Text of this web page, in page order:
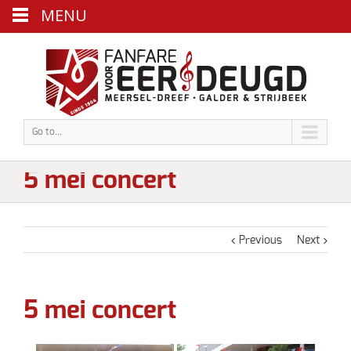
Go to...
5 mei concert
Previous Next
5 mei concert
MENU